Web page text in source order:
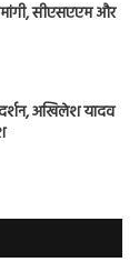
मांगी, सीएसएएम और
अखिलेश यादव